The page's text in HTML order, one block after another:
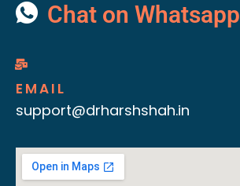
Chat on Whatsapp
EMAIL
support@drharshshah.in